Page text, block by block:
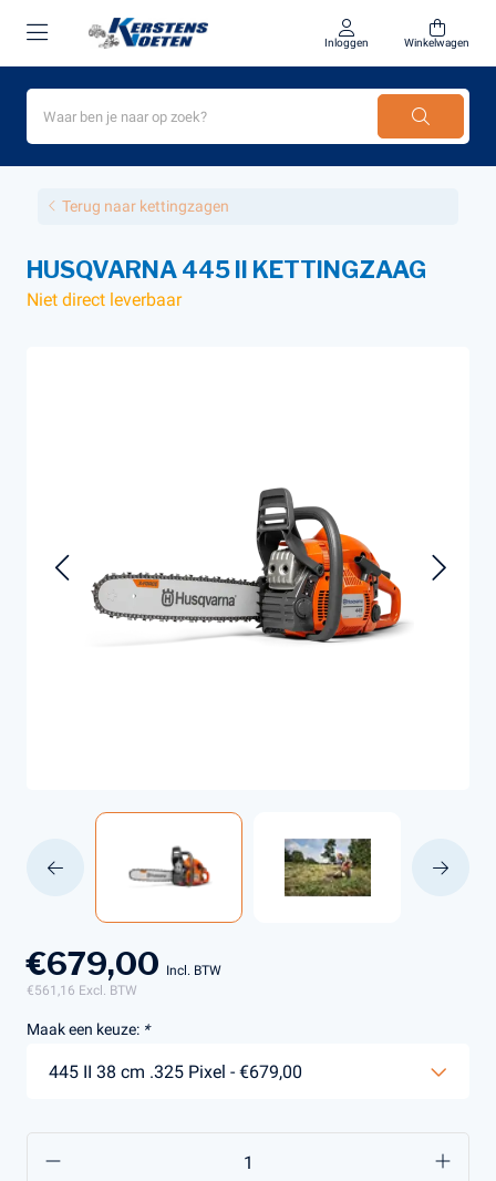
Inloggen Winkelwagen
Terug naar kettingzagen
HUSQVARNA 445 II KETTINGZAAG
Niet direct leverbaar
€679,00 Incl. BTW
€561,16 Excl. BTW
Maak een keuze: *